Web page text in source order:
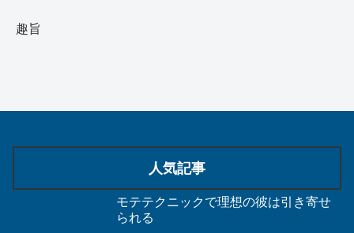
趣旨
人気記事
モテテクニックで理想の彼は引き寄せ
られる